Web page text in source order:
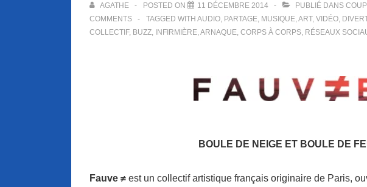
AGATHE POSTED ON 11 DÉCEMBRE 2014 PUBLIÉ DANS
COMMENTS
TAGGED WITH AUDIO, PARTAGE, MUSIQUE,ART, VIDÉO,
COLLECTIF, BUZZ, INFIRMIÈRE,ARNAQUE, CORPS À CORPS, RÉSEAUX
BOULE DE NEIGE ET BOULE DE
Fauve ≠ est un collectif artistique français originaire de Paris,